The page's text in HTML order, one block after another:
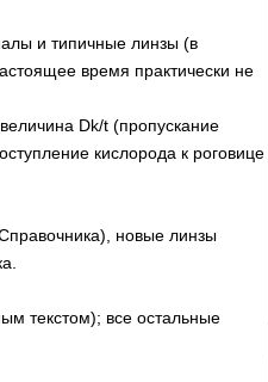
и типичные линзы (в
время практически не
Dk/t (пропускание
кислорода к роговице
новые линзы
текстом); все остальные